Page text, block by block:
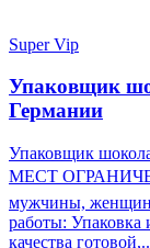
Super Vip
Упаковщик
Германии
Упаковщик
МЕСТ
мужчины,
работы: Упаковка
качества